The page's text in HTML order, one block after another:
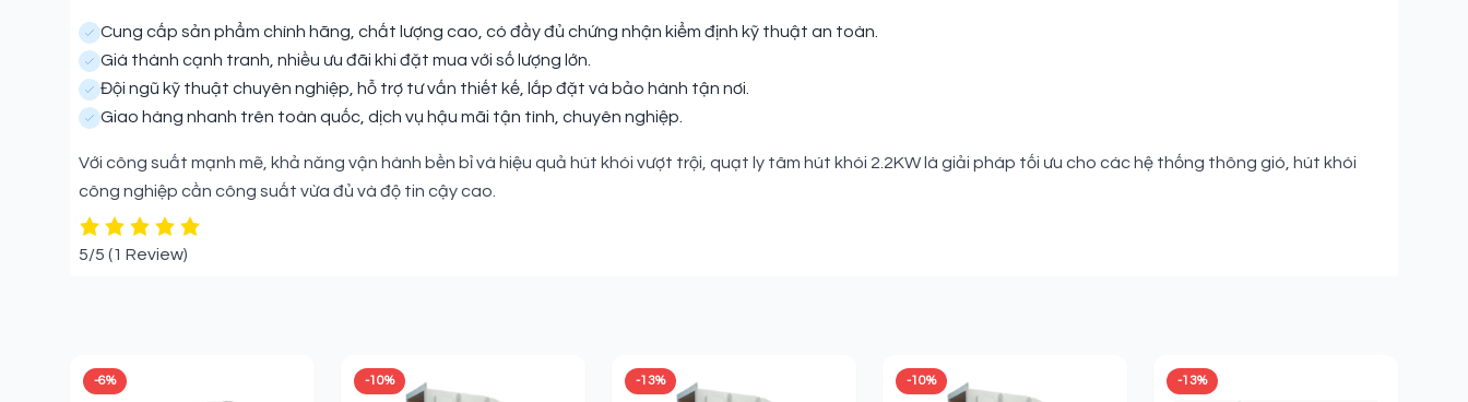
Cung cấp sản phẩm chính hãng, chất lượng cao, có đầy đủ chứng nhận kiểm định kỹ thuật an toàn.
Giá thành cạnh tranh, nhiều ưu đãi khi đặt mua với số lượng lớn.
Đội ngũ kỹ thuật chuyên nghiệp, hỗ trợ tư vấn thiết kế, lắp đặt và bảo hành tận nơi.
Giao hàng nhanh trên toàn quốc, dịch vụ hậu mãi tận tình, chuyên nghiệp.
Với công suất mạnh mẽ, khả năng vận hành bền bỉ và hiệu quả hút khói vượt trội, quạt ly tâm hút khói 2.2KW là giải pháp tối ưu cho các hệ thống thông gió, hút khói
công nghiệp cần công suất vừa đủ và độ tin cậy cao.
5/5 (1 Review)
-6% -10% -13% -10% -13%